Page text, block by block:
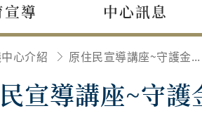
導 中心訊息
心介紹 原住民宣導講座~守護金融消費權益 原來可以申訴和評議
宣導講座~守